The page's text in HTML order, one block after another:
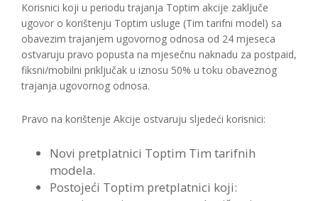
Korisnici koji u periodu trajanja Toptim akcije zaključe
ugovor o korištenju Toptim usluge (Tim tarifni model) sa
obavezim trajanjem ugovornog odnosa od 24 mjeseca
ostvaruju pravo popusta na mjesečnu naknadu za postpaid,
fiksni/mobilni priključak u iznosu 50% u toku obaveznog
trajanja ugovornog odnosa.
Pravo na korištenje Akcije ostvaruju sljedeći korisnici:
Novi pretplatnici Toptim Tim tarifnih
modela.
Postojeći Toptim pretplatnici koji: